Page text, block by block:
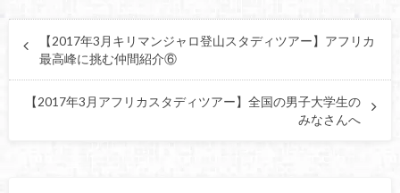
【2017年3月キリマンジャロ登山スタディツアー】アフリカ
最高峰に挑む仲間紹介⑥
【2017年3月アフリカスタディツアー】全国の男子大学生の
みなさんへ